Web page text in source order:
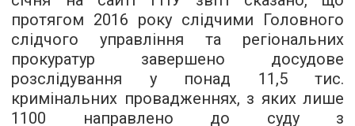
протягом 2016 року слідчими Головного
слідчого управління та регіональних
прокуратур завершено досудове
розслідування у понад 11,5 тис.
кримінальних провадженнях, з яких лише
1100 направлено до суду з